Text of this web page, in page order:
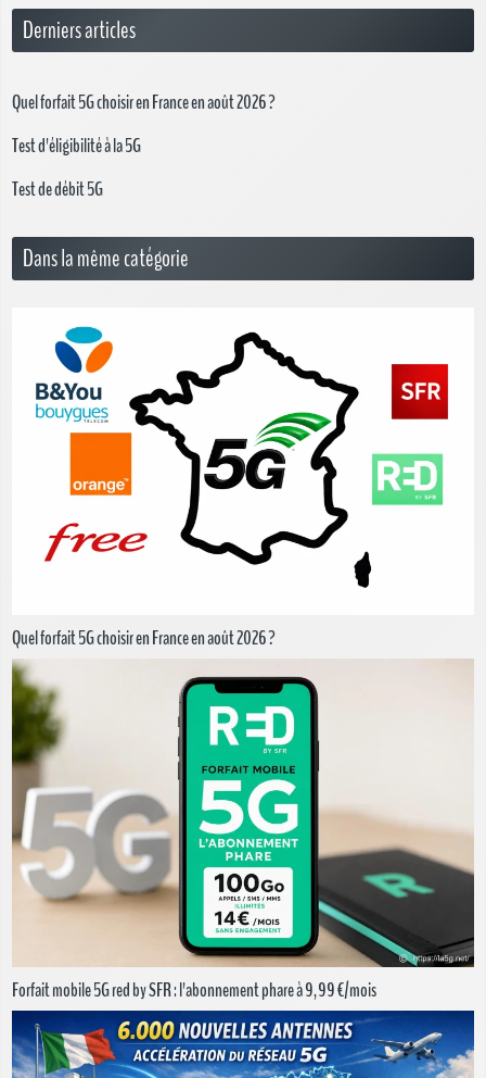
Derniers articles
Quel forfait 5G choisir en France en août 2026 ?
Test d'éligibilité à la 5G
Test de débit 5G
Dans la même catégorie
Quel forfait 5G choisir en France en août 2026 ?
Forfait mobile 5G red by SFR : l'abonnement phare à 9,99 €/mois